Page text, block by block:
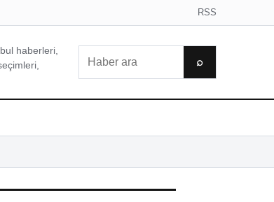
RSS
haberleri,
⌕